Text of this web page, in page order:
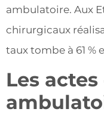
ambulatoire. Aux
chirurgicaux
taux tombe à 61 %
Les